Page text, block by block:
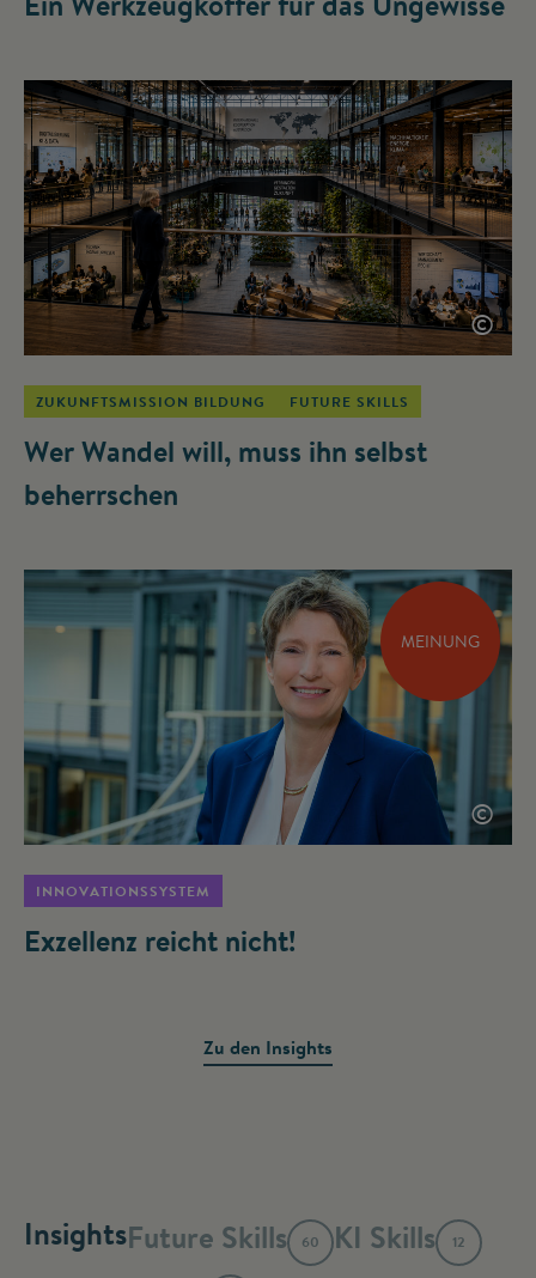
©
ZUKUNFTSMISSION BILDUNG FUTURE SKILLS
Wer Wandel will, muss ihn selbst
beherrschen
MEINUNG
©
INNOVATIONSSYSTEM
Exzellenz reicht nicht!
Zu den Insights
InsightsFuture Skills 60 KI Skills 12